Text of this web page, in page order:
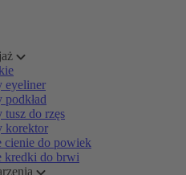
eyeliner
tusz do rzęs
korektor
cienie do powiek
kredki do brwi